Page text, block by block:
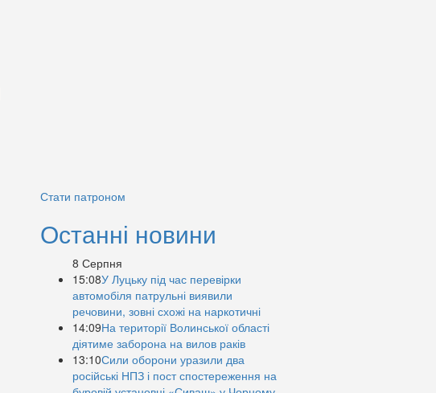
Стати патроном
Останні новини
8 Серпня
15:08У Луцьку під час перевірки
автомобіля патрульні виявили
речовини, зовні схожі на наркотичні
14:09На території Волинської області
діятиме заборона на вилов раків
13:10Сили оборони уразили два
російські НПЗ і пост спостереження на